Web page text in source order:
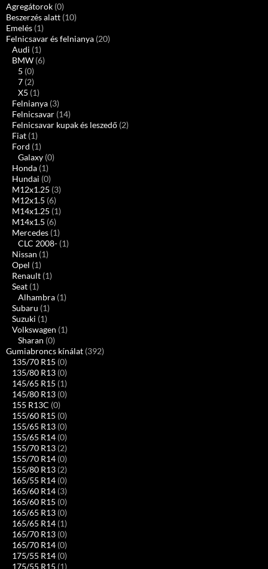
Agregátorok (0)
Beszerzés alatt (10)
Emelés (1)
Felnicsavar és felnianya (20)
Audi (1)
BMW (6)
5 (0)
7 (2)
X5 (1)
Felnianya (3)
Felnicsavar (14)
Felnicsavar kupak és leszedő (2)
Fiat (1)
Ford (1)
Galaxy (0)
Honda (1)
Hundai (0)
M12x1.25 (3)
M12x1.5 (6)
M14x1.25 (1)
M14x1.5 (6)
Mercedes (1)
CLC 2008- (1)
Nissan (1)
Opel (1)
Renault (1)
Seat (1)
Alhambra (1)
Subaru (1)
Suzuki (1)
Volkswagen (1)
Sharan (0)
Gumiabroncs kínálat (392)
135/70 R15 (0)
135/80 R13 (0)
145/65 R15 (1)
145/80 R13 (0)
155 R13C (0)
155/60 R15 (0)
155/65 R13 (0)
155/65 R14 (0)
155/70 R13 (2)
155/70 R14 (0)
155/80 R13 (2)
165/55 R14 (0)
165/60 R14 (3)
165/60 R15 (0)
165/65 R13 (0)
165/65 R14 (1)
165/70 R13 (0)
165/70 R14 (0)
175/55 R14 (0)
175/55 R15 (1)